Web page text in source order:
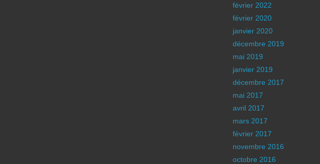
février 2022
février 2020
janvier 2020
décembre 2019
mai 2019
janvier 2019
décembre 2017
mai 2017
avril 2017
mars 2017
février 2017
novembre 2016
octobre 2016